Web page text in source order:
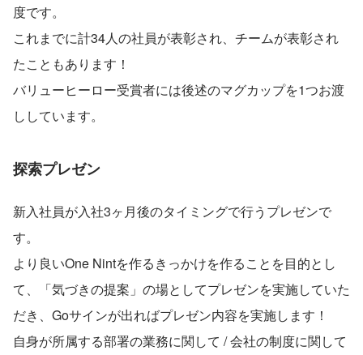
度です。
これまでに計34人の社員が表彰され、チームが表彰され
たこともあります！
バリューヒーロー受賞者には後述のマグカップを1つお渡
ししています。
探索プレゼン
新入社員が入社3ヶ月後のタイミングで行うプレゼンで
す。
より良いOne Nintを作るきっかけを作ることを目的とし
て、「気づきの提案」の場としてプレゼンを実施していた
だき、Goサインが出ればプレゼン内容を実施します！
自身が所属する部署の業務に関して / 会社の制度に関して